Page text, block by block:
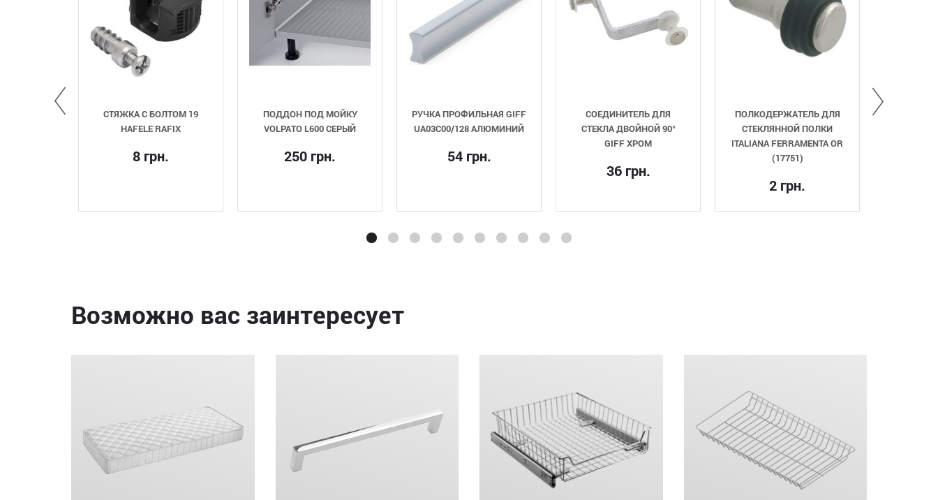
СТЯЖКА С БОЛТОМ 19
HAFELE RAFIX
8 грн.
ПОДДОН ПОД МОЙКУ
VOLPATO L600 СЕРЫЙ
250 грн.
РУЧКА ПРОФИЛЬНАЯ GIFF
UA03C00/128 АЛЮМИНИЙ
54 грн.
СОЕДИНИТЕЛЬ ДЛЯ
СТЕКЛА ДВОЙНОЙ 90°
GIFF ХРОМ
36 грн.
ПОЛКОДЕРЖАТЕЛЬ ДЛЯ
СТЕКЛЯННОЙ ПОЛКИ
ITALIANA FERRAMENTA OR
2 грн.
РУЧКА
Возможно вас заинтересует